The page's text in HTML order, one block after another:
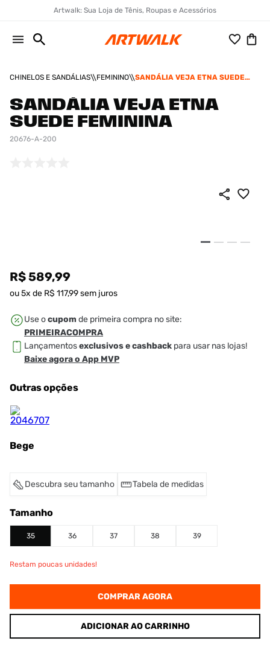
Artwalk: Sua Loja de Tênis, Roupas e Acessórios
CHINELOS E SANDÁLIAS FEMININO
SANDÁLIA VEJA ETNA SUEDE
SANDÁLIA VEJA ETNA
SUEDE FEMININA
20676-A-200
R$ 589,99
ou5x de R$ 117,99sem juros
Use ocupom de primeira compra no site:
PRIMEIRACOMPRA
Lançamentosexclusivos e cashback para usar nas lojas!
Baixe agora o App MVP
Outras opções
Bege
Descubra seu tamanho Tabela de medidas
Tamanho
35 36 37 38 39
Restam poucas unidades!
COMPRAR AGORA
ADICIONAR AO CARRINHO